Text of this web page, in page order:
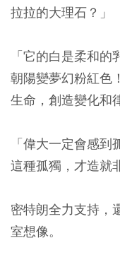
拉拉的大理石？」
「它的白是柔和的
朝陽變夢幻粉紅色
生命，創造變化和
「偉大一定會感
這種孤獨，才造就
密特朗全力支持，
室想像。